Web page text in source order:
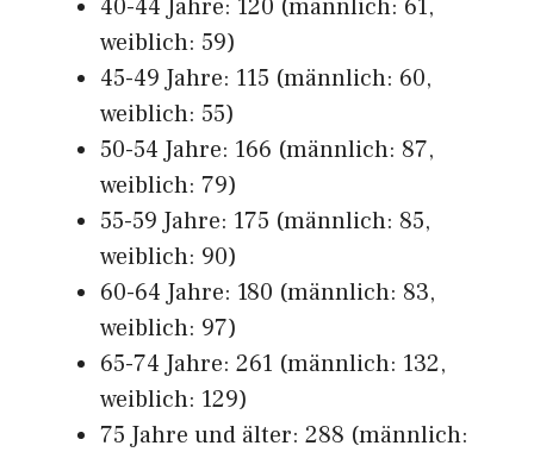
40-44 Jahre: 120 (männlich: 61,
weiblich: 59)
45-49 Jahre: 115 (männlich: 60,
weiblich: 55)
50-54 Jahre: 166 (männlich: 87,
weiblich: 79)
55-59 Jahre: 175 (männlich: 85,
weiblich: 90)
60-64 Jahre: 180 (männlich: 83,
weiblich: 97)
65-74 Jahre: 261 (männlich: 132,
weiblich: 129)
75 Jahre und älter: 288 (männlich: